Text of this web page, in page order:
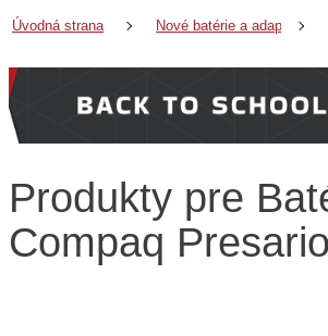
Úvodná strana Nové batérie a adaptéry
Produkty pre
Compaq